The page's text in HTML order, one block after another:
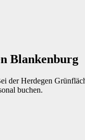
Blankenburg
der Herdegen
buchen.